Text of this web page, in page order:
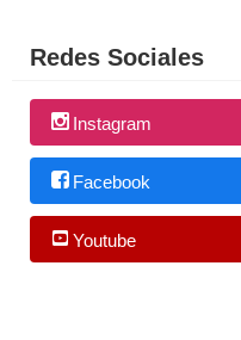
Redes Sociales
Instagram
Facebook
Youtube